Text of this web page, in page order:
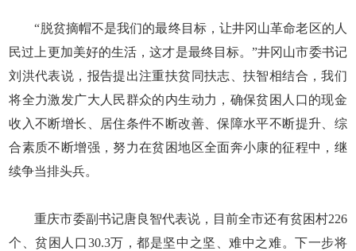
“脱贫摘帽不是我们的最终目标，让井冈山革命老区的人
民过上更加美好的生活，这才是最终目标。”井冈山市委书记
刘洪代表说，报告提出注重扶贫同扶志、扶智相结合，我们
将全力激发广大人民群众的内生动力，确保贫困人口的现金
收入不断增长、居住条件不断改善、保障水平不断提升、综
合素质不断增强，努力在贫困地区全面奔小康的征程中，继
续争当排头兵。
重庆市委副书记唐良智代表说，目前全市还有贫困村226
个、贫困人口30.3万，都是坚中之坚、难中之难。下一步将